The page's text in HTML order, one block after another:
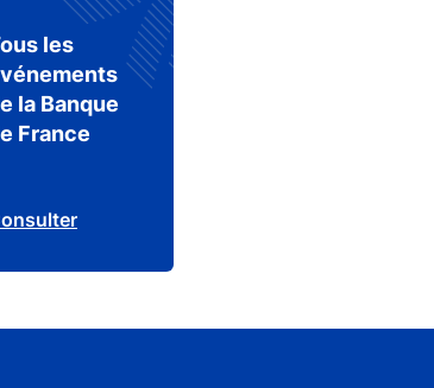
les
la Banque
France